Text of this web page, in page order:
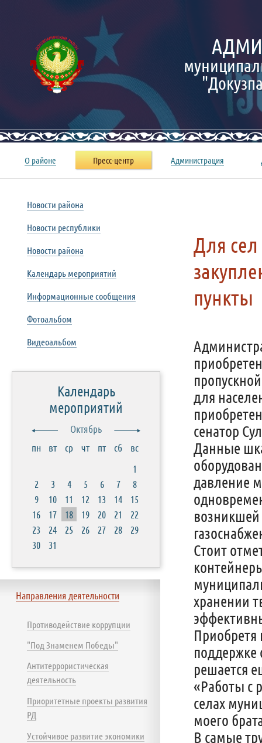
Для сел
пункты
для
сенатор
Данные
давление
Стоит
хранении
Приобретя
поддержке
решается
«Работы с
селах
моего
В самые
Новости района
Новости республики
Новости района
Календарь мероприятий
Информационные сообщения
Фотоальбом
Видеоальбом
Календарь
мероприятий
Октябрь
пн
вт ср чт пт сб
вс
1
2
3 4 5 6 7
8
9
10 11 12 13 14
15
16
17 18 19 20 21
22
23
24 25 26 27 28
29
30
31
Направления деятельности
Противодействие коррупции
"Под Знаменем Победы"
Антитеррористическая
деятельность
Приоритетные проекты развития
РД
Устойчивое развитие экономики
О районе Пресс-центр Администрация